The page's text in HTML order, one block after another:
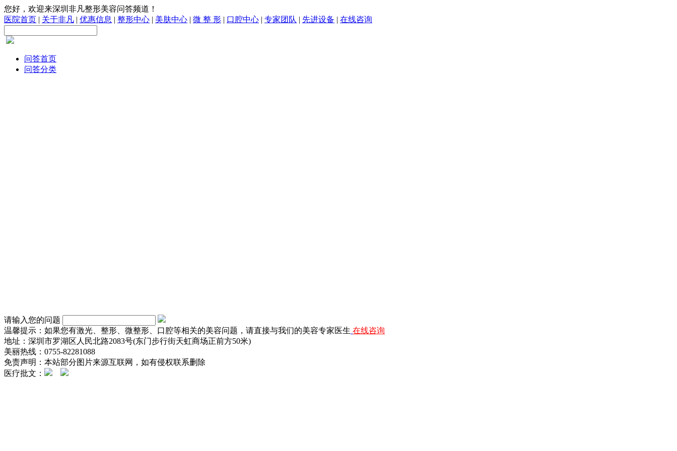
您好，欢迎来深圳非凡整形美容问答频道！
医院首页 | 关于非凡 | 优惠信息 | 整形中心 | 美肤中心 | 微 整 形 | 口腔中心 | 专家团队 | 先进设备 | 在线咨询
问答首页
问答分类
请输入您的问题
温馨提示：如果您有激光、整形、微整形、口腔等相关的美容问题，请直接与我们的美容专家医生 在线咨询
地址：深圳市罗湖区人民北路2083号(东门步行街天虹商场正前方50米)
美丽热线：0755-82281088
免责声明：本站部分图片来源互联网，如有侵权联系删除
医疗批文：